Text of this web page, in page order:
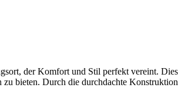
der Komfort und Stil perfekt vereint.
bieten. Durch die durchdachte